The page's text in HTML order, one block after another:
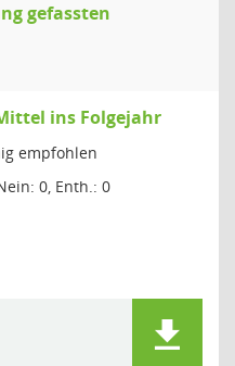
gefassten
ins Folgejahr
empfohlen
0, Enth.: 0